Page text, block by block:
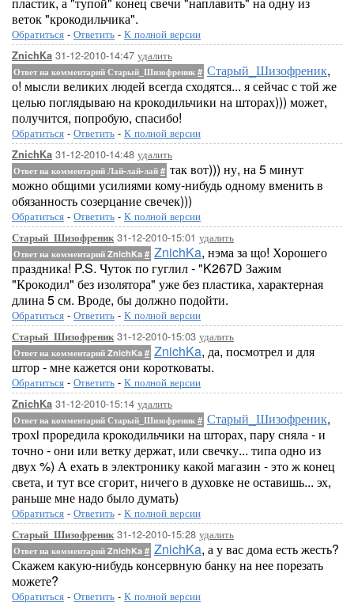
веток "крокодильчика".
Обратиться - Ответить - К полной версии
ZnichKa 31-12-2010-14:47 удалить
Ответ на комментарий Старый_Шизофреник # Старый_Шизофреник,
о! мысли великих людей всегда сходятся... я сейчас с той же
целью поглядываю на крокодильчики на шторах))) может,
получится, попробую, спасибо!
Обратиться - Ответить - К полной версии
ZnichKa 31-12-2010-14:48 удалить
Ответ на комментарий Лай-лай-лай # так вот))) ну, на 5 минут
можно общими усилиями кому-нибудь одному вменить в
обязанность созерцание свечек)))
Обратиться - Ответить - К полной версии
Старый_Шизофреник31-12-2010-15:01 удалить
Ответ на комментарий ZnichKa # ZnichKa, нэма за що! Хорошего
праздника! P.S. Чуток по гуглил - "K267D Зажим
"Крокодил" без изолятора" уже без пластика, характерная
длина 5 см. Вроде, бы должно подойти.
Обратиться - Ответить - К полной версии
Старый_Шизофреник31-12-2010-15:03 удалить
Ответ на комментарий ZnichKa # ZnichKa, да, посмотрел и для
штор - мне кажется они коротковаты.
Обратиться - Ответить - К полной версии
ZnichKa 31-12-2010-15:14 удалить
Ответ на комментарий Старый_Шизофреник # Старый_Шизофреник,
трохi проредила крокодильчики на шторах, пару сняла - и
точно - они или ветку держат, или свечку... типа одно из
двух %) А ехать в электронику какой магазин - это ж конец
света, и тут все сгорит, ничего в духовке не оставишь... эх,
раньше мне надо было думать)
Обратиться - Ответить - К полной версии
Старый_Шизофреник31-12-2010-15:28 удалить
Ответ на комментарий ZnichKa # ZnichKa, а у вас дома есть жесть?
Скажем какую-нибудь консервную банку на нее порезать
можете?
Обратиться - Ответить - К полной версии